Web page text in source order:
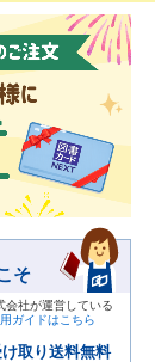
そ
会社が運営している
ガイドはこちら
取り送料無料